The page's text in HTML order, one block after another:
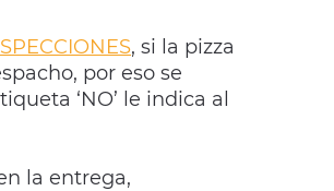
, si la pizza
por eso se
‘NO’ le indica al
la entrega,